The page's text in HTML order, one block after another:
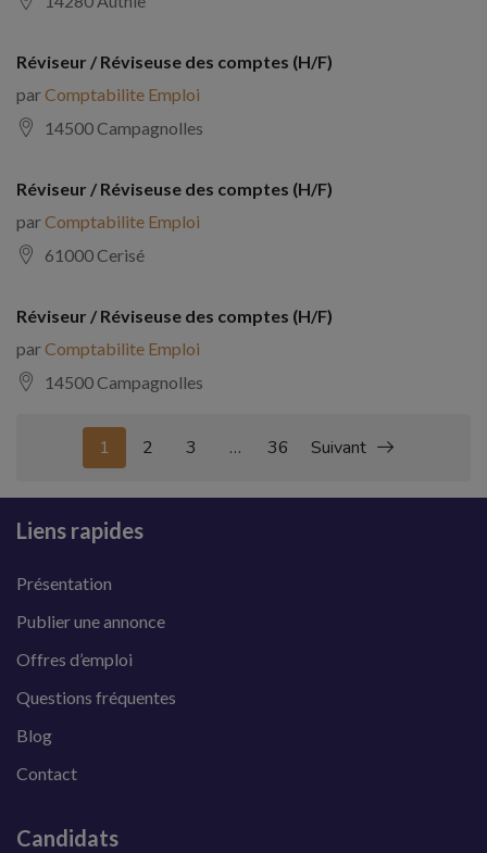
Réviseur / Réviseuse des comptes (H/F)
parComptabilite Emploi
14500 Campagnolles
Réviseur / Réviseuse des comptes (H/F)
parComptabilite Emploi
61000 Cerisé
Réviseur / Réviseuse des comptes (H/F)
parComptabilite Emploi
14500 Campagnolles
1 2 3 … 36 Suivant
Liens rapides
Présentation
Publier une annonce
Offres d’emploi
Questions fréquentes
Blog
Contact
Candidats